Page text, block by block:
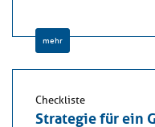
mehr
Checkliste
Strategie für ein